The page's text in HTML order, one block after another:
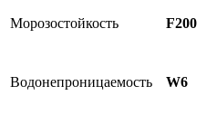
Морозостойкость F200
Водонепроницаемость W6